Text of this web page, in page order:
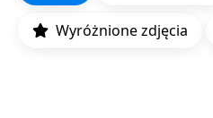
Wyróżnione zdjęcia